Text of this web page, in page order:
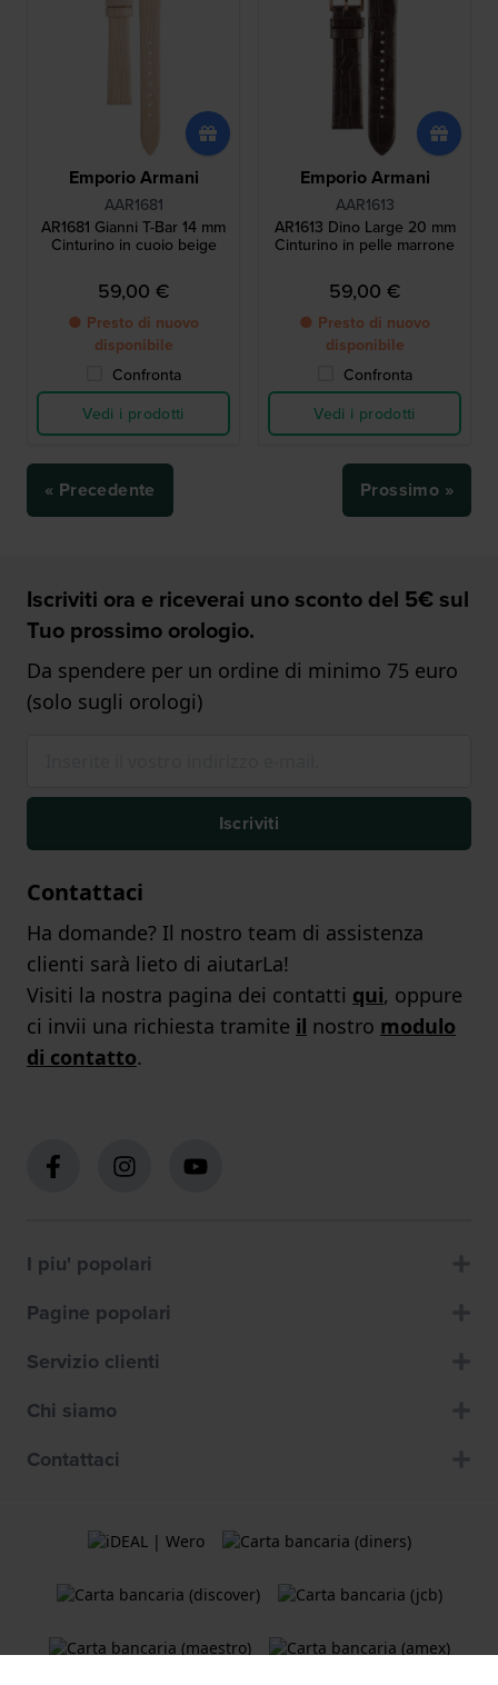
Emporio Armani
AAR1681
AR1681 Gianni T-Bar 14 mm
Cinturino in cuoio beige
59,00 €
● Presto di nuovo
disponibile
Confronta
Vedi i prodotti
Emporio Armani
AAR1613
AR1613 Dino Large 20 mm
Cinturino in pelle marrone
59,00 €
● Presto di nuovo
disponibile
Confronta
Vedi i prodotti
« Precedente Prossimo »
Iscriviti ora e riceverai uno sconto del 5€ sul
Tuo prossimo orologio.
Da spendere per un ordine di minimo 75 euro
(solo sugli orologi)
Iscriviti
Contattaci
Ha domande? Il nostro team di assistenza
clienti sarà lieto di aiutarLa!
Visiti la nostra pagina dei contatti qui, oppure
ci invii una richiesta tramite il nostro modulo
di contatto.
I piu' popolari
Pagine popolari
Servizio clienti
Chi siamo
Contattaci